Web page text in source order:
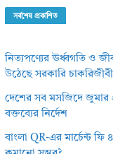
সর্বশেষ প্রকাশিত
নিত্যপণ্যের ঊর্ধ্বগতি ও
উঠেছে সরকারি
দেশের সব মসজিদে জুমার
বক্তব্যের নির্দেশ
বাংলা QR-এর মার্চেন্ট ফি